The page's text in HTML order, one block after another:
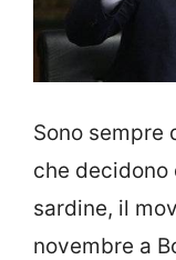
Sono sempre
che decidono
sardine, il
novembre a